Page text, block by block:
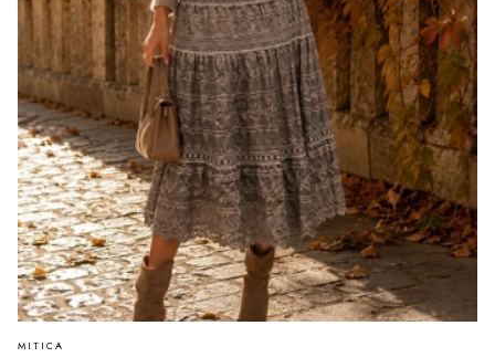
PRODUCENT
MITICA